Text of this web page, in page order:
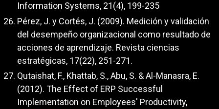
Information Systems, 21(4), 199-235
Pérez, J. y Cortés, J. (2009). Medición y validación
del desempeño organizacional como resultado de
acciones de aprendizaje. Revista ciencias
estratégicas, 17(22), 251-271.
Qutaishat, F., Khattab, S., Abu, S. & Al-Manasra, E.
(2012). The Effect of ERP Successful
Implementation on Employees' Productivity,